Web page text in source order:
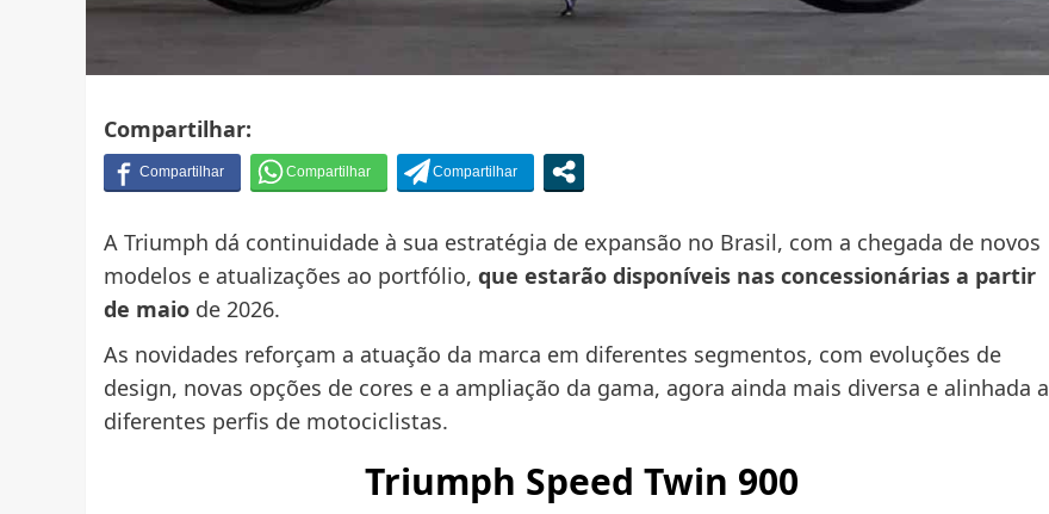
Compartilhar:
A Triumph dá continuidade à sua estratégia de expansão no Brasil, com a chegada de novos
modelos e atualizações ao portfólio, que estarão disponíveis nas concessionárias a partir
de maio de 2026.
As novidades reforçam a atuação da marca em diferentes segmentos, com evoluções de
design, novas opções de cores e a ampliação da gama, agora ainda mais diversa e alinhada a
diferentes perfis de motociclistas.
Triumph Speed Twin 900